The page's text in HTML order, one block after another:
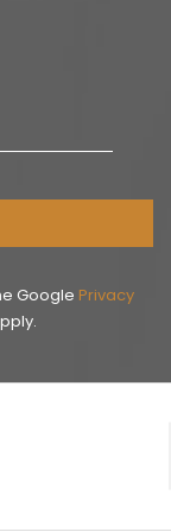
Google Privacy